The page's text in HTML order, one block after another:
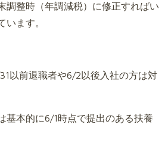
調整時（年調減税）に修正すればい
います。
以前退職者や6/2以後入社の方は対
基本的に6/1時点で提出のある扶養